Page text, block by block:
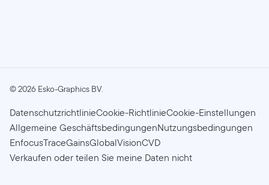
©2026 Esko-Graphics BV.
DatenschutzrichtlinieCookie-RichtlinieCookie-Einstellungen
Allgemeine GeschäftsbedingungenNutzungsbedingungen
EnfocusTraceGainsGlobalVisionCVD
Verkaufen oder teilen Sie meine Daten nicht